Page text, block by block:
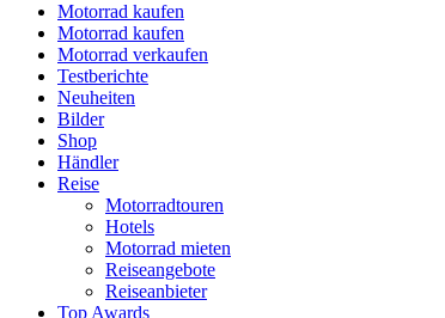
Motorrad kaufen
Motorrad kaufen
Motorrad verkaufen
Testberichte
Neuheiten
Bilder
Shop
Händler
Reise
Motorradtouren
Hotels
Motorrad mieten
Reiseangebote
Reiseanbieter
Top Awards